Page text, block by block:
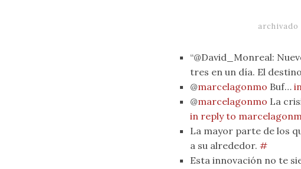
archivado
“@David_Monreal:
tres en un día. El
@marcelagonmo Buf…
@marcelagonmo La
in reply to
La mayor parte de los
a su alrededor. #
Esta innovación no te